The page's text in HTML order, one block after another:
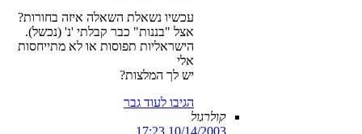
עכשיו נשאלת השאלה איזה בחורות?
אצל "בננות" כבר קבלתי 'נ' (נכשל).
הישראליות תפוסות או לא מתייחסות
אלי
יש לך המלצות?
הגיבו לעוד גבר
קולרגול
10/14/2003 17:23